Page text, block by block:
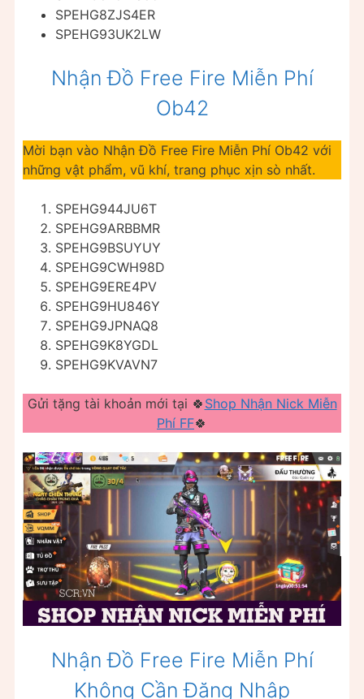
SPEHG8ZJS4ER
SPEHG93UK2LW
Nhận Đồ Free Fire Miễn Phí
Ob42
Mời bạn vào Nhận Đồ Free Fire Miễn Phí Ob42 với
những vật phẩm, vũ khí, trang phục xịn sò nhất.
SPEHG944JU6T
SPEHG9ARBBMR
SPEHG9BSUYUY
SPEHG9CWH98D
SPEHG9ERE4PV
SPEHG9HU846Y
SPEHG9JPNAQ8
SPEHG9K8YGDL
SPEHG9KVAVN7
Gửi tặng tài khoản mới tại 🍀 Shop Nhận Nick Miễn
Phí FF🍀
Nhận Đồ Free Fire Miễn Phí
Không Cần Đăng Nhập